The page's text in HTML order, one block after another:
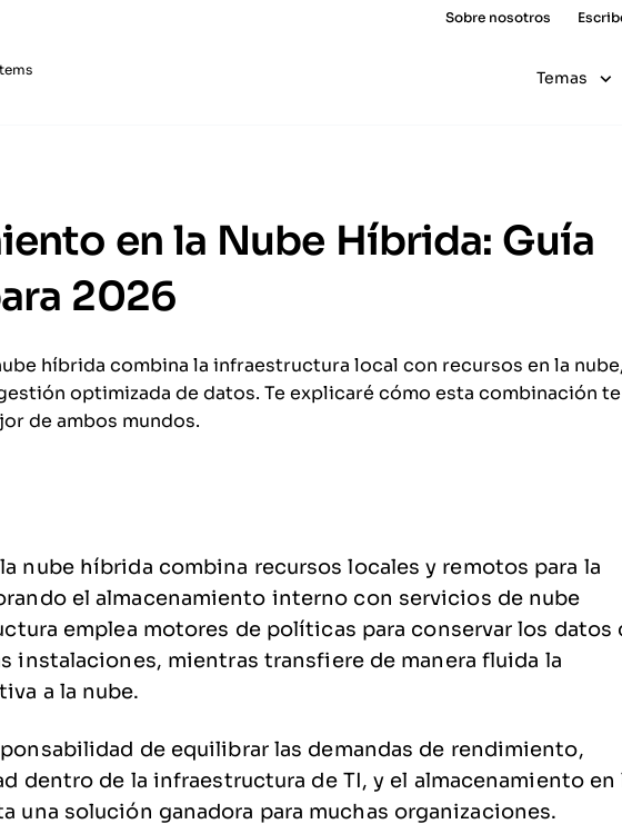
Sobre nosotros
Temas
en la Nube Híbrida: Guía
2026
híbrida combina la infraestructura local con recursos en la nube,
optimizada de datos. Te explicaré cómo esta combinación te
de ambos mundos.
nube híbrida combina recursos locales y remotos para la
el almacenamiento interno con servicios de nube
emplea motores de políticas para conservar los datos
instalaciones, mientras transfiere de manera fluida la
a la nube.
de equilibrar las demandas de rendimiento,
dentro de la infraestructura de TI, y el almacenamiento en
una solución ganadora para muchas organizaciones.